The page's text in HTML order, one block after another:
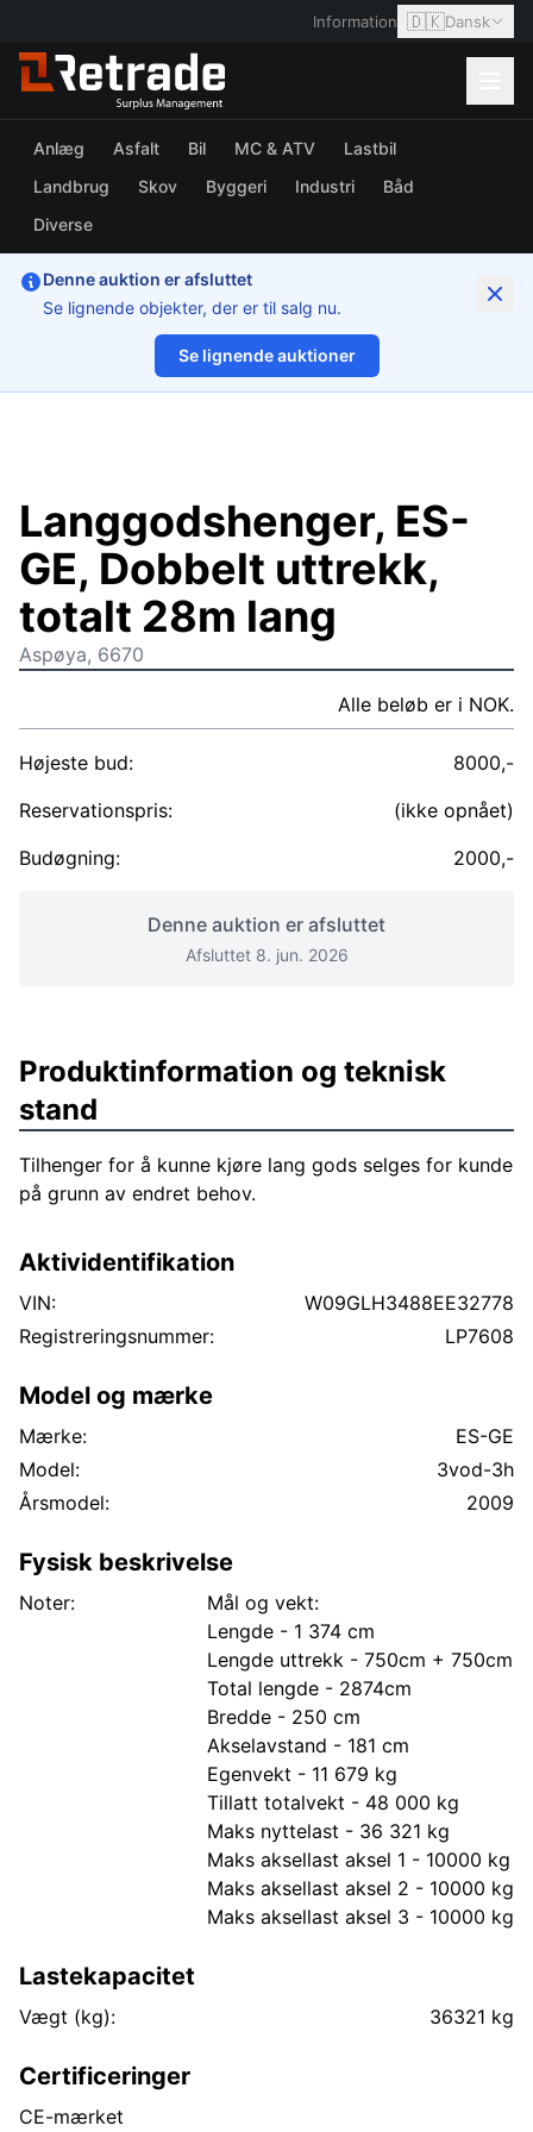
Information 🇩🇰Dansk
Anlæg Asfalt Bil MC & ATV
Lastbil
Landbrug
Skov Byggeri Industri
Båd
Diverse
Denne auktion er afsluttet
Se lignende objekter, der er til salg nu.
Se lignende auktioner
1/50
Langgodshenger, ES-
GE, Dobbelt uttrekk,
totalt 28m lang
Aspøya, 6670
Alle beløb er i NOK.
Højeste bud:
8000,-
Reservationspris:
(ikke opnået)
Budøgning:
2000,-
Denne auktion er afsluttet
Afsluttet 8. jun. 2026
Produktinformation og teknisk
stand
Tilhenger for å kunne kjøre lang gods selges for kunde
på grunn av endret behov.
Aktividentifikation
VIN:
W09GLH3488EE32778
Registreringsnummer:
LP7608
Model og mærke
Mærke:
ES-GE
Model:
3vod-3h
Årsmodel:
2009
Fysisk beskrivelse
Noter:
Mål og vekt:
Lengde - 1 374 cm
Lengde uttrekk - 750cm + 750cm
Total lengde - 2874cm
Bredde - 250 cm
Akselavstand - 181 cm
Egenvekt - 11 679 kg
Tillatt totalvekt - 48 000 kg
Maks nyttelast - 36 321 kg
Maks aksellast aksel 1 - 10000 kg
Maks aksellast aksel 2 - 10000 kg
Maks aksellast aksel 3 - 10000 kg
Lastekapacitet
Vægt (kg): 36321 kg
Certificeringer
CE-mærket